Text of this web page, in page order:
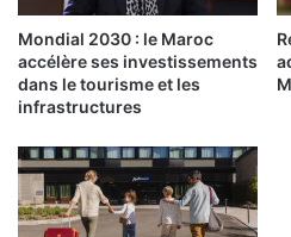
Mondial 2030 : le Maroc
accélère ses investissements
dans le tourisme et les
infrastructures